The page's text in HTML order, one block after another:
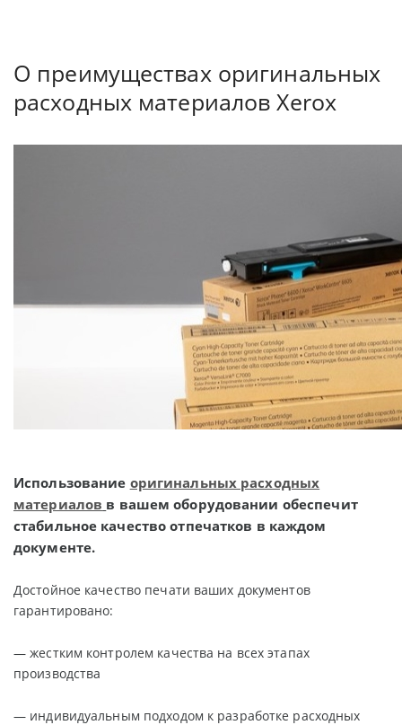
О преимуществах оригинальных
расходных материалов Xerox
Использование оригинальных расходных
материалов в вашем оборудовании обеспечит
стабильное качество отпечатков в каждом
документе.
Достойное качество печати ваших документов
гарантировано:
— жестким контролем качества на всех этапах
производства
— индивидуальным подходом к разработке расходных